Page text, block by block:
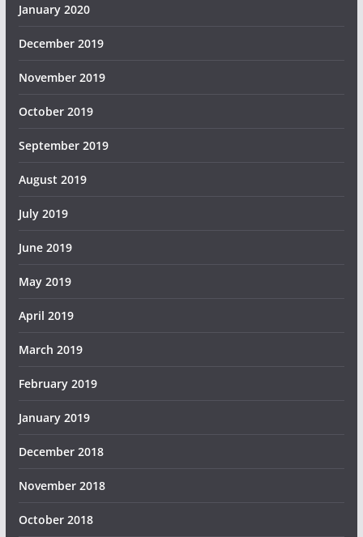
January 2020
December 2019
November 2019
October 2019
September 2019
August 2019
July 2019
June 2019
May 2019
April 2019
March 2019
February 2019
January 2019
December 2018
November 2018
October 2018